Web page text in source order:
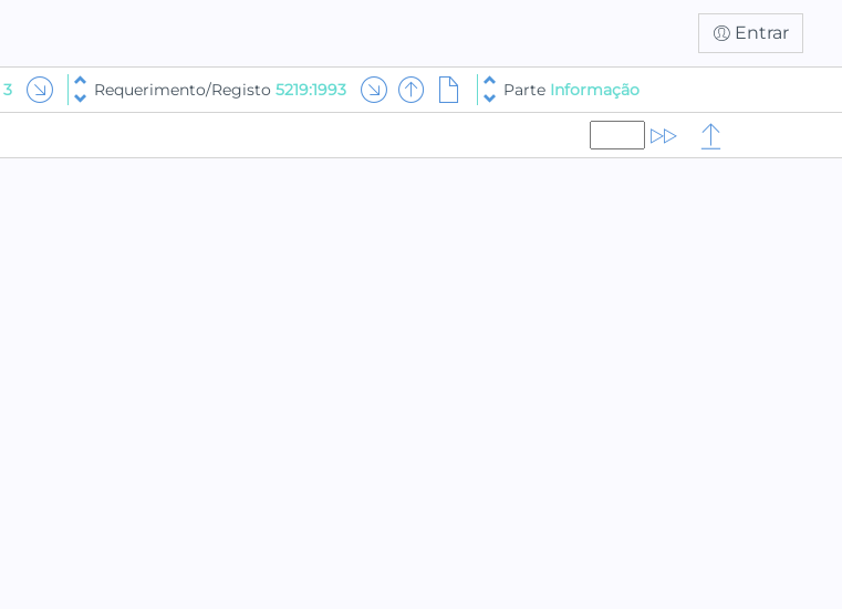
Entrar
3 Requerimento/Registo 5219:1993 Parte Informação